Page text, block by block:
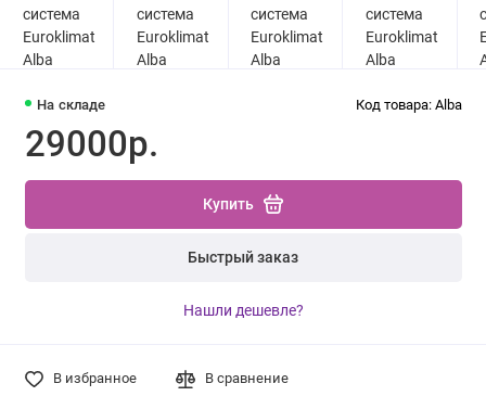
На складе Код товара: Alba
29000р.
Купить
Быстрый заказ
Нашли дешевле?
В избранное В сравнение